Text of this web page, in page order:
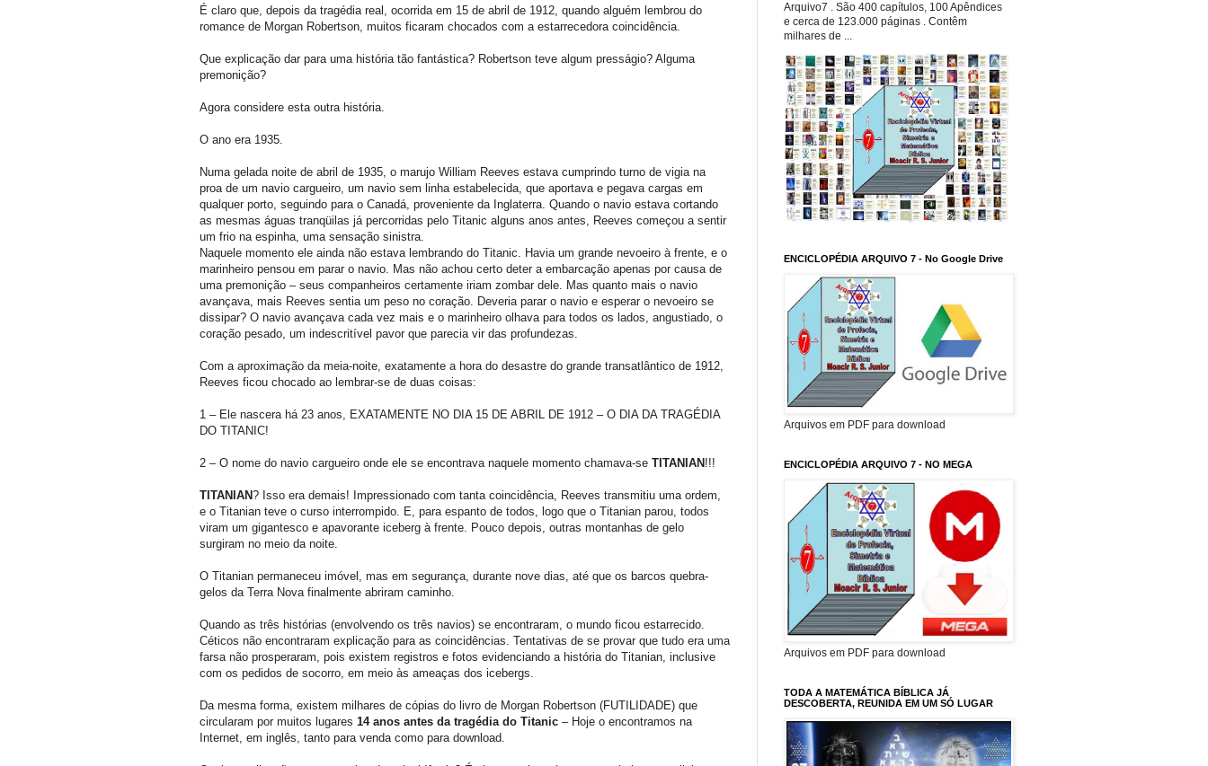
É claro que, depois da tragédia real, ocorrida em 15 de abril de 1912, quando alguém lembrou do
romance de Morgan Robertson, muitos ficaram chocados com a estarrecedora coincidência.
Que explicação dar para uma história tão fantástica? Robertson teve algum presságio? Alguma
premonição?
Agora considere esta outra história.
O ano era 1935.
Numa gelada noite de abril de 1935, o marujo William Reeves estava cumprindo turno de vigia na
proa de um navio cargueiro, um navio sem linha estabelecida, que aportava e pegava cargas em
qualquer porto, seguindo para o Canadá, proveniente da Inglaterra. Quando o navio estava cortando
as mesmas águas tranqüilas já percorridas pelo Titanic alguns anos antes, Reeves começou a sentir
um frio na espinha, uma sensação sinistra.
Naquele momento ele ainda não estava lembrando do Titanic. Havia um grande nevoeiro à frente, e o
marinheiro pensou em parar o navio. Mas não achou certo deter a embarcação apenas por causa de
uma premonição – seus companheiros certamente iriam zombar dele. Mas quanto mais o navio
avançava, mais Reeves sentia um peso no coração. Deveria parar o navio e esperar o nevoeiro se
dissipar? O navio avançava cada vez mais e o marinheiro olhava para todos os lados, angustiado, o
coração pesado, um indescritível pavor que parecia vir das profundezas.
Com a aproximação da meia-noite, exatamente a hora do desastre do grande transatlântico de 1912,
Reeves ficou chocado ao lembrar-se de duas coisas:
1 – Ele nascera há 23 anos, EXATAMENTE NO DIA 15 DE ABRIL DE 1912 – O DIA DA TRAGÉDIA
DO TITANIC!
2 – O nome do navio cargueiro onde ele se encontrava naquele momento chamava-se TITANIAN!!!
TITANIAN? Isso era demais! Impressionado com tanta coincidência, Reeves transmitiu uma ordem,
e o Titanian teve o curso interrompido. E, para espanto de todos, logo que o Titanian parou, todos
viram um gigantesco e apavorante iceberg à frente. Pouco depois, outras montanhas de gelo
surgiram no meio da noite.
O Titanian permaneceu imóvel, mas em segurança, durante nove dias, até que os barcos quebra-
gelos da Terra Nova finalmente abriram caminho.
Quando as três histórias (envolvendo os três navios) se encontraram, o mundo ficou estarrecido.
Céticos não encontraram explicação para as coincidências. Tentativas de se provar que tudo era uma
farsa não prosperaram, pois existem registros e fotos evidenciando a história do Titanian, inclusive
com os pedidos de socorro, em meio às ameaças dos icebergs.
Da mesma forma, existem milhares de cópias do livro de Morgan Robertson (FUTILIDADE) que
circularam por muitos lugares 14 anos antes da tragédia do Titanic – Hoje o encontramos na
Internet, em inglês, tanto para venda como para download.
Arquivo7 . São 400 capítulos, 100 Apêndices
e cerca de 123.000 páginas . Contêm
milhares de ...
ENCICLOPÉDIA ARQUIVO 7 - No Google Drive
Arquivos em PDF para download
ENCICLOPÉDIA ARQUIVO 7 - NO MEGA
Arquivos em PDF para download
TODA A MATEMÁTICA BÍBLICA JÁ
DESCOBERTA, REUNIDA EM UM SÓ LUGAR